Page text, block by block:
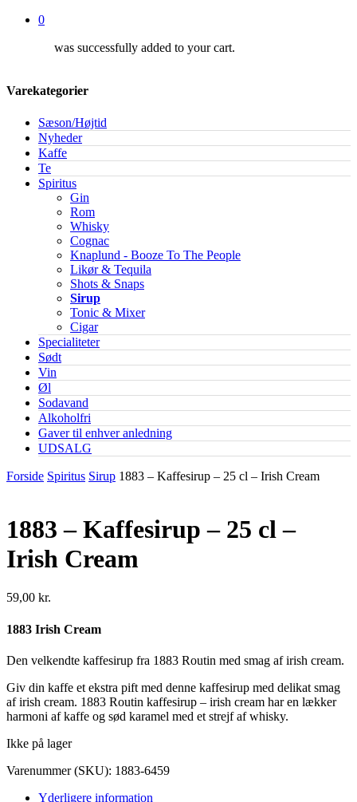
0
was successfully added to your cart.
Varekategorier
Sæson/Højtid
Nyheder
Kaffe
Te
Spiritus
Gin
Rom
Whisky
Cognac
Knaplund - Booze To The People
Likør & Tequila
Shots & Snaps
Sirup
Tonic & Mixer
Cigar
Specialiteter
Sødt
Vin
Øl
Sodavand
Alkoholfri
Gaver til enhver anledning
UDSALG
Forside Spiritus Sirup 1883 – Kaffesirup – 25 cl – Irish Cream
1883 – Kaffesirup – 25 cl –
Irish Cream
59,00 kr.
1883 Irish Cream
Den velkendte kaffesirup fra 1883 Routin med smag af irish cream.
Giv din kaffe et ekstra pift med denne kaffesirup med delikat smag
af irish cream. 1883 Routin kaffesirup – irish cream har en lækker
harmoni af kaffe og sød karamel med et strejf af whisky.
Ikke på lager
Varenummer (SKU): 1883-6459
Yderligere information